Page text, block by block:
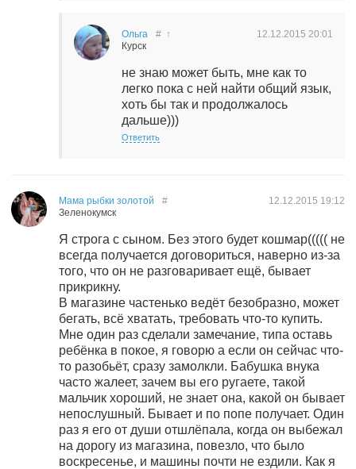
Ольга
Курск
12.12.2015 20:01
# ↑
не знаю может быть, мне как то
легко пока с ней найти общий язык,
хоть бы так и продолжалось
дальше)))
Ответить
Мама рыбки золотой
Зеленокумск
12.12.2015 19:12
#
Я строга с сыном. Без этого будет кошмар((((( не
всегда получается договориться, наверно из-за
того, что он не разговаривает ещё, бывает
прикрикну.
В магазине частенько ведёт безобразно, может
бегать, всё хватать, требовать что-то купить.
Мне один раз сделали замечание, типа оставь
ребёнка в покое, я говорю а если он сейчас что-
то разобьёт, сразу замолкли. Бабушка внука
часто жалеет, зачем вы его ругаете, такой
мальчик хороший, не знает она, какой он бывает
непослушный. Бывает и по попе получает. Один
раз я его от души отшлёпала, когда он выбежал
на дорогу из магазина, повезло, что было
воскресенье, и машины почти не ездили. Как я